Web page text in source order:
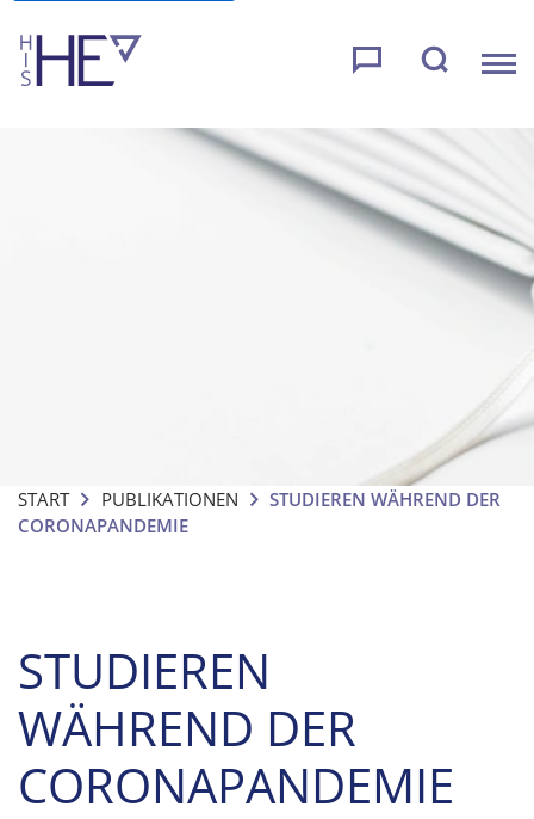
START PUBLIKATIONEN
STUDIEREN WÄHREND DER
CORONAPANDEMIE
STUDIEREN
WÄHREND DER
CORONAPANDEMIE